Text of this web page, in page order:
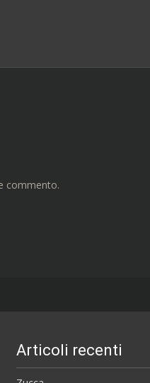
commento.
Articoli recenti